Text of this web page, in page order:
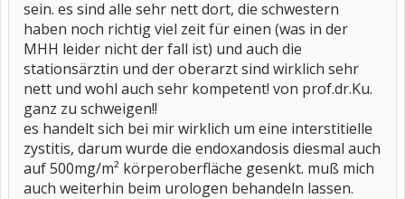
sein. es sind alle sehr nett dort, die schwestern
haben noch richtig viel zeit für einen (was in der
MHH leider nicht der fall ist) und auch die
stationsärztin und der oberarzt sind wirklich sehr
nett und wohl auch sehr kompetent! von prof.dr.Ku.
ganz zu schweigen!!
es handelt sich bei mir wirklich um eine interstitielle
zystitis, darum wurde die endoxandosis diesmal auch
auf 500mg/m² körperoberfläche gesenkt. muß mich
auch weiterhin beim urologen behandeln lassen.